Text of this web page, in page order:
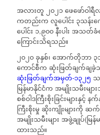
အလားတူ ၂၀၂၁ ဖေဖော်ဝါ
ကတည်းက လူပေါင်း ၃သန်းကျ
ပေါင်း ၁,၉၀၀ နီးပါး အသတ်
ကြောင်းသိရသည်။
၂၀၂၀ ခုနှစ်၊ အောက်တိုဘာ
ကောင်စီက ဆုံးဖြတ်ချက်ချ
ဆုံးဖြတ်ချက်အမှတ်-၁၃၂၅ သ
မြန်မာနိုင်ငံက အမျိုးသမီးမျ
စစ်ဝါဒကြီးစိုးခြင်းများနှ
ကြီးစိုးမှု ဆိုးကျိုးများကို
အမျိုးသမီးများ အဖွဲ့ချုပ်(မြ
ထားသည်။